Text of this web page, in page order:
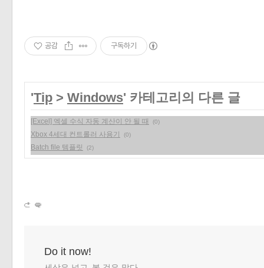
공감 구독하기
'Tip > Windows' 카테고리의 다른 글
[Excel] 엑셀 수식 자동 계산이 안 될 때 (0)
Xbox 4세대 컨트롤러 사용기 (0)
Batch file 템플릿 (2)
Do it now!